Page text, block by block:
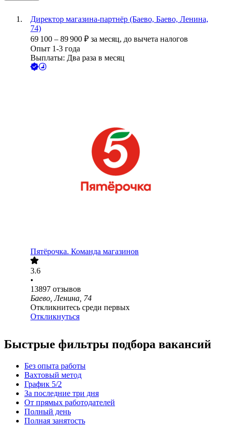
Директор магазина-партнёр (Баево, Баево, Ленина,
74)
69 100 – 89 900 ₽ за месяц, до вычета налогов
Опыт 1-3 года
Выплаты: Два раза в месяц
Пятёрочка. Команда магазинов
3.6
•
13897 отзывов
Баево, Ленина, 74
Откликнитесь среди первых
Откликнуться
Быстрые фильтры подбора вакансий
Без опыта работы
Вахтовый метод
График 5/2
За последние три дня
От прямых работодателей
Полный день
Полная занятость